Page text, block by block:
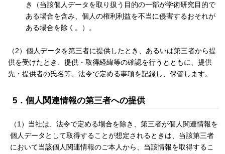
き（当該個人データを取り扱う目的の一部が学術研究目的で
ある場合を含み、個人の権利利益を不当に侵害するおそれが
ある場合を除く。）。
（2）個人データを第三者に提供したとき、あるいは第三者から提
供を受けたとき、提供・取得経緯等の確認を行うとともに、提供
先・提供者の氏名等、法令で定める事項を記録し、保管します。
5．個人関連情報の第三者への提供
（1）当社は、法令で定める場合を除き、第三者が個人関連情報を
個人データとして取得することが想定されるときは、当該第三者
において当該個人関連情報のご本人から、当該情報を取得するこ